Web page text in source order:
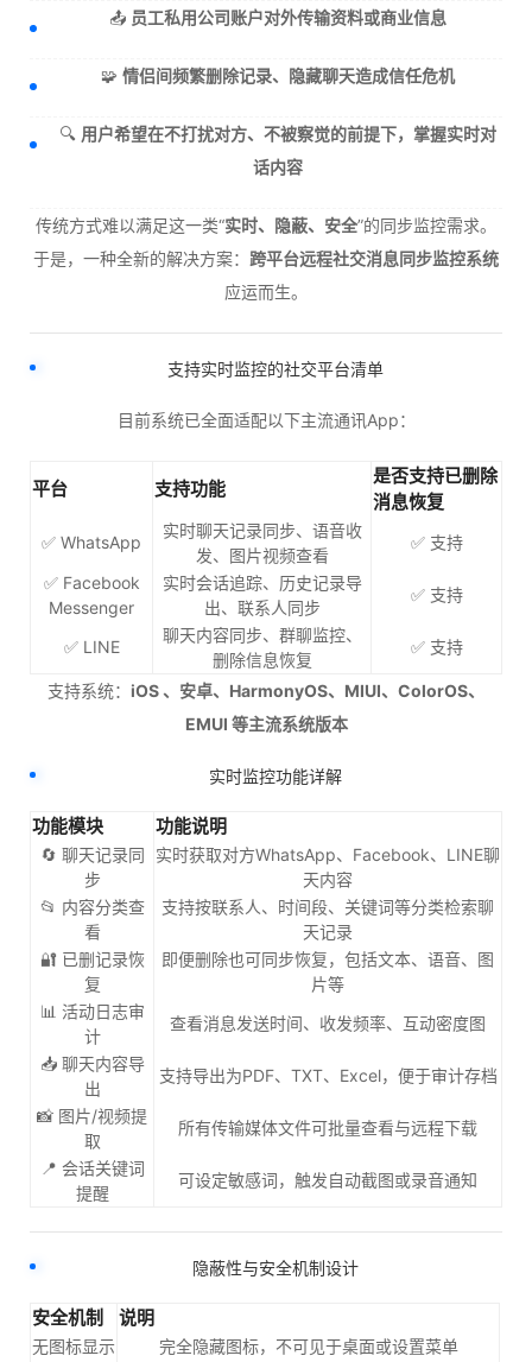
📤 员工私用公司账户对外传输资料或商业信息
🧩 情侣间频繁删除记录、隐藏聊天造成信任危机
🔍 用户希望在不打扰对方、不被察觉的前提下，掌握实时对
话内容
传统方式难以满足这一类“实时、隐蔽、安全”的同步监控需求。
于是，一种全新的解决方案： 跨平台远程社交消息同步监控系统
应运而生。
支持实时监控的社交平台清单
目前系统已全面适配以下主流通讯App：
平台 支持功能
是否支持已删除
消息恢复
✅ WhatsApp
实时聊天记录同步、语音收
发、图片视频查看
✅ 支持
✅ Facebook
Messenger
实时会话追踪、历史记录导
出、联系人同步
✅ 支持
✅ LINE
聊天内容同步、群聊监控、
删除信息恢复
✅ 支持
支持系统： iOS 、安卓、HarmonyOS、MIUI、ColorOS、
EMUI 等主流系统版本
实时监控功能详解
功能模块 功能说明
🔄 聊天记录同
步
实时获取对方WhatsApp、Facebook、LINE聊
天内容
📂 内容分类查
看
支持按联系人、时间段、关键词等分类检索聊
天记录
🔐 已删记录恢
复
即便删除也可同步恢复，包括文本、语音、图
片等
📊 活动日志审
计
查看消息发送时间、收发频率、互动密度图
📥 聊天内容导
出
支持导出为PDF、TXT、Excel，便于审计存档
📸 图片/视频提
取
所有传输媒体文件可批量查看与远程下载
📍 会话关键词
提醒
可设定敏感词，触发自动截图或录音通知
隐蔽性与安全机制设计
安全机制 说明
无图标显示
完全隐藏图标，不可见于桌面或设置菜单